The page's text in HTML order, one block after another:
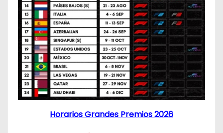
Horarios Grandes Premios 2026